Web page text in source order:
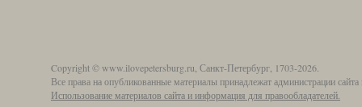
Copyright © www.ilovepetersburg.ru, Санкт-Петербург, 1703-2026.
Все права на опубликованные материалы принадлежат администрации
Использование материалов сайта и информация для правообладателей.